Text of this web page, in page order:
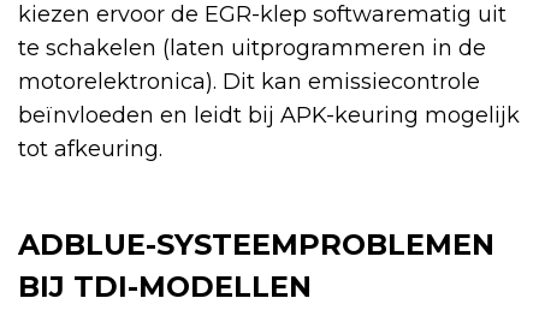
kiezen ervoor de EGR-klep softwarematig uit
te schakelen (laten uitprogrammeren in de
motorelektronica). Dit kan emissiecontrole
beïnvloeden en leidt bij APK-keuring mogelijk
tot afkeuring.
ADBLUE-SYSTEEMPROBLEMEN
BIJ TDI-MODELLEN